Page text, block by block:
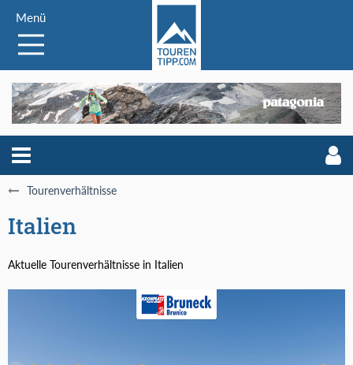
Menü
Tourenverhältnisse
Italien
Aktuelle Tourenverhältnisse in Italien